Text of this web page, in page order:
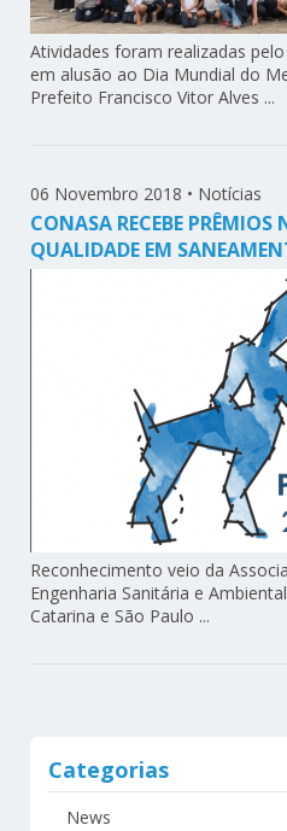
Atividades foram realizadas
em alusão ao Dia Mundial do
Prefeito Francisco Vitor Alves ...
06 Novembro 2018 • Notícias
CONASA RECEBE PRÊMIOS
QUALIDADE EM
Reconhecimento veio da
Engenharia Sanitária e
Catarina e São Paulo ...
Categorias
News